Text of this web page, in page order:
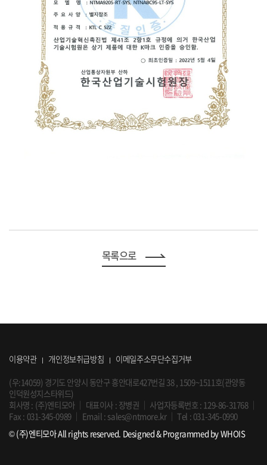
목록으로
이용약관 개인정보취급방침 이메일주소무단수집거부
(우:14059) 경기도 안양시 동안구 흥안대로427번길 38 , 1509~1511호(관양동
인덕원성지스타위드)
회사명 : (주)엔티모아｜ 대표이사 : 장병권 사업자등록번호 : 129-86-31768｜
Fax : 031-345-0989｜ Email : sales@ntmore.kr｜Tel : 031-345-0990
© (주)엔티모아 All rights reserved. Designed & Programmed by WHOIS